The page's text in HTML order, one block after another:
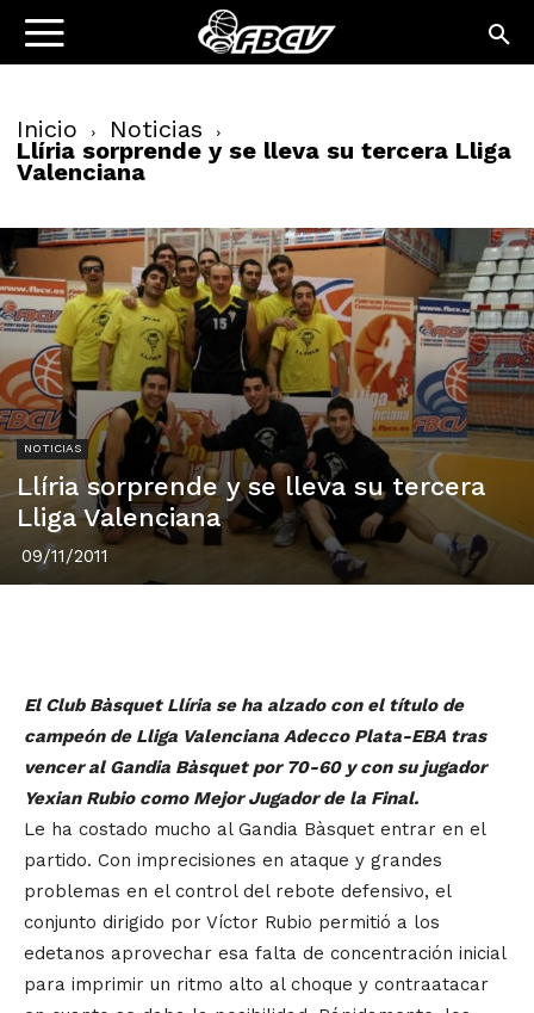
Inicio Noticias
Llíria sorprende y se lleva su tercera Lliga
Valenciana
NOTICIAS
Llíria sorprende y se lleva su tercera
Lliga Valenciana
09/11/2011
El Club Bàsquet Llíria se ha alzado con el título de
campeón de Lliga Valenciana Adecco Plata-EBA tras
vencer al Gandia Bàsquet por 70-60 y con su jugador
Yexian Rubio como Mejor Jugador de la Final.
Le ha costado mucho al Gandia Bàsquet entrar en el
partido. Con imprecisiones en ataque y grandes
problemas en el control del rebote defensivo, el
conjunto dirigido por Víctor Rubio permitió a los
edetanos aprovechar esa falta de concentración inicial
para imprimir un ritmo alto al choque y contraatacar